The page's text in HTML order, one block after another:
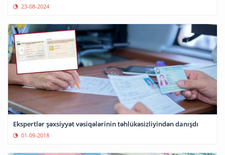
23-08-2024
Ekspertlər şəxsiyyət vəsiqələrinin təhlükəsizliyindən danışdı
01-09-2018